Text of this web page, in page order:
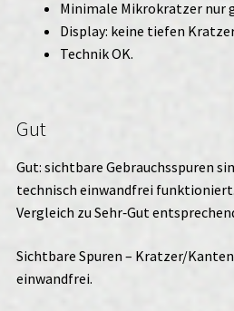
Minimale Mikrokratzer nur
Display: keine tiefen
Technik OK.
Gut
Gut: sichtbare Gebrauchsspuren
technisch einwandfrei
Vergleich zu Sehr‑Gut
Sichtbare Spuren – Kratzer/
einwandfrei.